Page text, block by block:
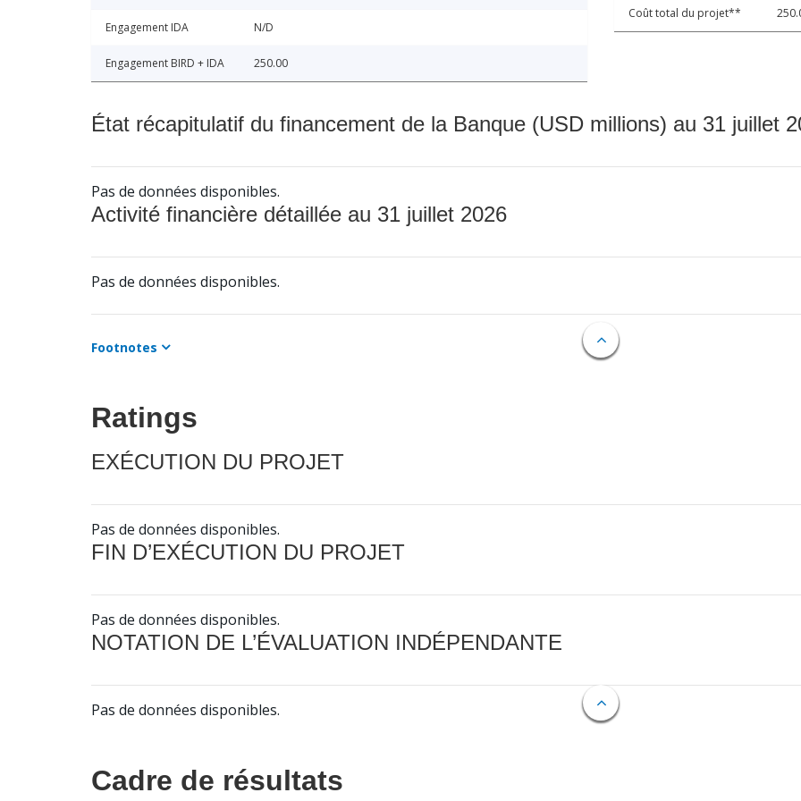
Engagement IDA N/D
Engagement BIRD + IDA 250.00
Coût total du projet**
État récapitulatif du financement de la Banque (USD millions) au 31 juillet
Pas de données disponibles.
Activité financière détaillée au 31 juillet 2026
Pas de données disponibles.
Footnotes
Ratings
EXÉCUTION DU PROJET
Pas de données disponibles.
FIN D’EXÉCUTION DU PROJET
Pas de données disponibles.
NOTATION DE L’ÉVALUATION INDÉPENDANTE
Pas de données disponibles.
Cadre de résultats